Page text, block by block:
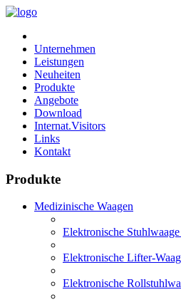
Unternehmen
Leistungen
Neuheiten
Produkte
Angebote
Download
Internat.Visitors
Links
Kontakt
Produkte
Medizinische Waagen
Elektronische
Elektronische Lifter-
Elektronische